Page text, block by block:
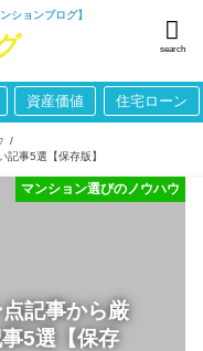
ションブログ】
search
資産価値 住宅ローン
事5選【保存版】
記事から厳
5選【保存
マンション選びのノウハウ